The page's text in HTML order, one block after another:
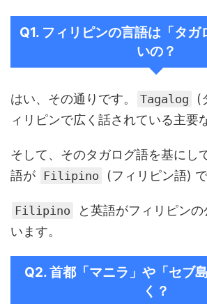
Q1. フィリピンの言語は「タガ
いの？
はい、その通りです。 Tagalog
(
ィリピンで広く話されている主要
そして、そのタガログ語を基にし
語が
Filipino (フィリピン語) で
Filipino
と英語がフィリピン
います。
Q2. 首都「マニラ」や「セブ島
く？